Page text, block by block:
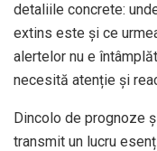
detaliile concrete:
extins este și ce
alertelor nu e
necesită atenție și
Dincolo de prognoze
transmit un lucru